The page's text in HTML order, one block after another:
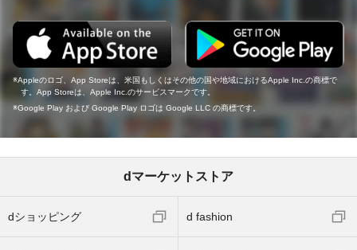
Appleのロゴ、App Storeは、米国もしくはその他の国や地域におけるApple Inc.の商標で
す。App Storeは、Apple Inc.のサービスマークです。
Google Play および Google Play ロゴは Google LLC の商標です。
dマーケットストア
dショッピング d fashion